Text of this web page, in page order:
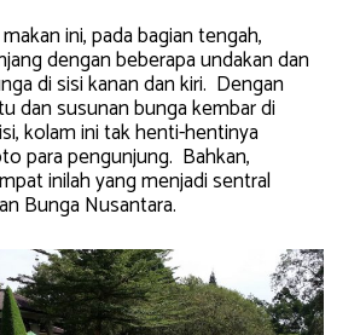
ini, pada bagian tengah,
dengan beberapa undakan dan
di sisi kanan dan kiri. Dengan
dan susunan bunga kembar di
kolam ini tak henti-hentinya
para pengunjung. Bahkan,
inilah yang menjadi sentral
Bunga Nusantara.